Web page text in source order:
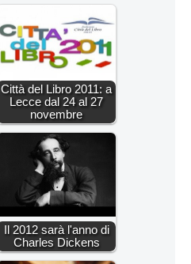
Città del Libro 2011: a
Lecce dal 24 al 27
novembre
Il 2012 sarà l'anno di
Charles Dickens